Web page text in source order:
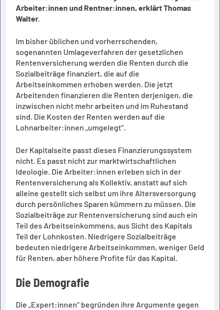
Arbeiter:innen und Rentner:innen, erklärt Thomas
Walter.
Im bisher üblichen und vorherrschenden,
sogenannten Umlageverfahren der gesetzlichen
Rentenversicherung werden die Renten durch die
Sozialbeiträge finanziert, die auf die
Arbeitseinkommen erhoben werden. Die jetzt
Arbeitenden finanzieren die Renten derjenigen, die
inzwischen nicht mehr arbeiten und im Ruhestand
sind. Die Kosten der Renten werden auf die
Lohnarbeiter:innen „umgelegt”.
Der Kapitalseite passt dieses Finanzierungssystem
nicht. Es passt nicht zur marktwirtschaftlichen
Ideologie. Die Arbeiter:innen erleben sich in der
Rentenversicherung als Kollektiv, anstatt auf sich
alleine gestellt sich selbst um ihre Altersversorgung
durch persönliches Sparen kümmern zu müssen. Die
Sozialbeiträge zur Rentenversicherung sind auch ein
Teil des Arbeitseinkommens, aus Sicht des Kapitals
Teil der Lohnkosten. Niedrigere Sozialbeiträge
bedeuten niedrigere Arbeitseinkommen, weniger Geld
für Renten, aber höhere Profite für das Kapital.
Die Demografie
Die „Expert:innen” begründen ihre Argumente gegen